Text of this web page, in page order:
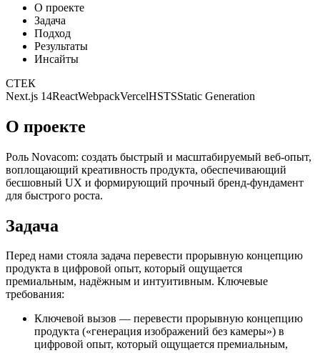
О проекте
Задача
Подход
Результаты
Инсайты
СТЕК
Next.js 14ReactWebpackVercelHSTSStatic Generation
О проекте
Роль Novacom: создать быстрый и масштабируемый веб-опыт,
воплощающий креативность продукта, обеспечивающий
бесшовный UX и формирующий прочный бренд-фундамент
для быстрого роста.
Задача
Перед нами стояла задача перевести прорывную концепцию
продукта в цифровой опыт, который ощущается
премиальным, надёжным и интуитивным. Ключевые
требования:
Ключевой вызов — перевести прорывную концепцию
продукта («генерация изображений без камеры») в
цифровой опыт, который ощущается премиальным,